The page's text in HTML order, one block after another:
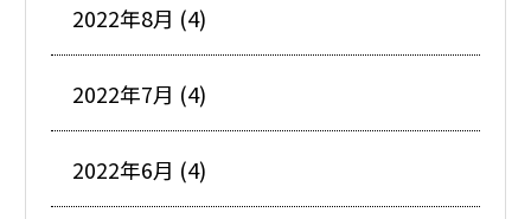
2022年8月 (4)
2022年7月 (4)
2022年6月 (4)